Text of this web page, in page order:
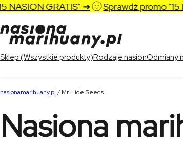
GRATIS" ➔ Sprawdź promo "15
Sklep (Wszystkie produkty)Rodzaje nasionOdmiany
nasionamarihuany.pl / Mr Hide Seeds
Nasiona